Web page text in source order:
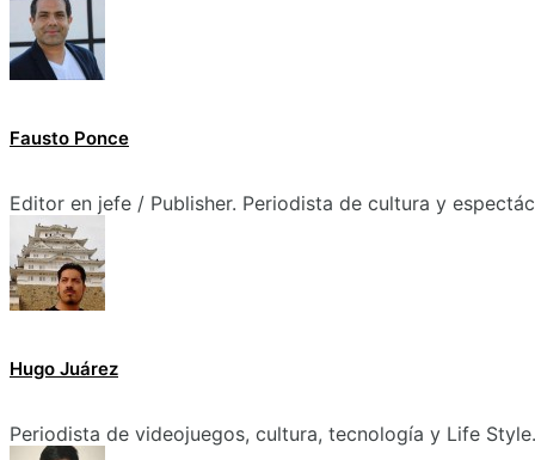
Fausto Ponce
Editor en jefe / Publisher. Periodista de cultura y
Hugo Juárez
Periodista de videojuegos, cultura, tecnología y Life Style.